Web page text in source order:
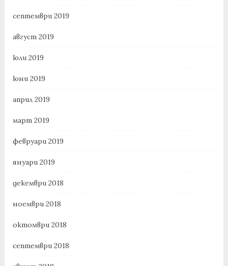
септември 2019
август 2019
юли 2019
юни 2019
април 2019
март 2019
февруари 2019
януари 2019
декември 2018
ноември 2018
октомври 2018
септември 2018